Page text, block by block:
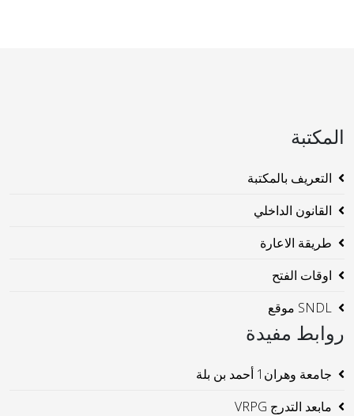
المكتبة
التعريف بالمكتبة
القانون الداخلي
طريقة الاعارة
اوقات الفتح
SNDL موقع
روابط مفيدة
جامعة وهران1 أحمد بن بلة
مابعد التدرج VRPG